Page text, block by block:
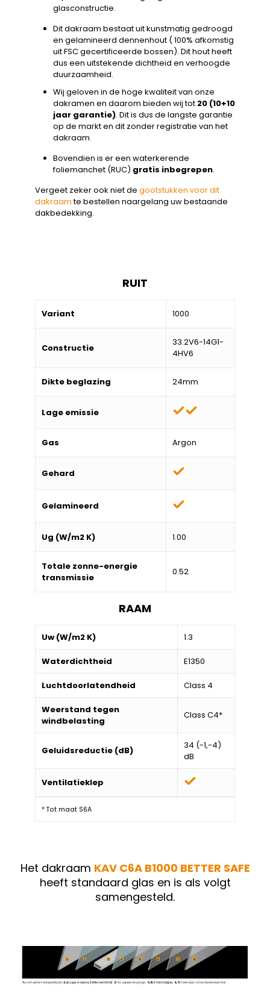
glasconstructie.
Dit dakraam bestaat uit kunstmatig gedroogd
en gelamineerd dennenhout ( 100% afkomstig
uit FSC gecertificeerde bossen). Dit hout heeft
dus een uitstekende dichtheid en verhoogde
duurzaamheid.
Wij geloven in de hoge kwaliteit van onze
dakramen en daarom bieden wij tot 20 (10+10
jaar garantie). Dit is dus de langste garantie
op de markt en dit zonder registratie van het
dakraam.
Bovendien is er een waterkerende
foliemanchet (RUC) gratis inbegrepen.
Vergeet zeker ook niet de gootstukken voor dit
dakraamte bestellen naargelang uw bestaande
dakbedekking.
RUIT
Variant 1000
Constructie
33.2V6-14G1-
4HV6
Dikte beglazing 24mm
Lage emissie
Gas Argon
Gehard
Gelamineerd
Ug (W/m2 K) 1.00
Totale zonne-energie
transmissie
0.52
RAAM
Uw (W/m2 K) 1.3
Waterdichtheid E1350
Luchtdoorlatendheid Class 4
Weerstand tegen
windbelasting
Class C4*
Geluidsreductie (dB)
34 (-1,-4)
dB
Ventilatieklep
* Tot maat S6A
Het dakraam KAV C6A B1000 BETTER SAFE
heeft standaard glas en is als volgt
samengesteld.